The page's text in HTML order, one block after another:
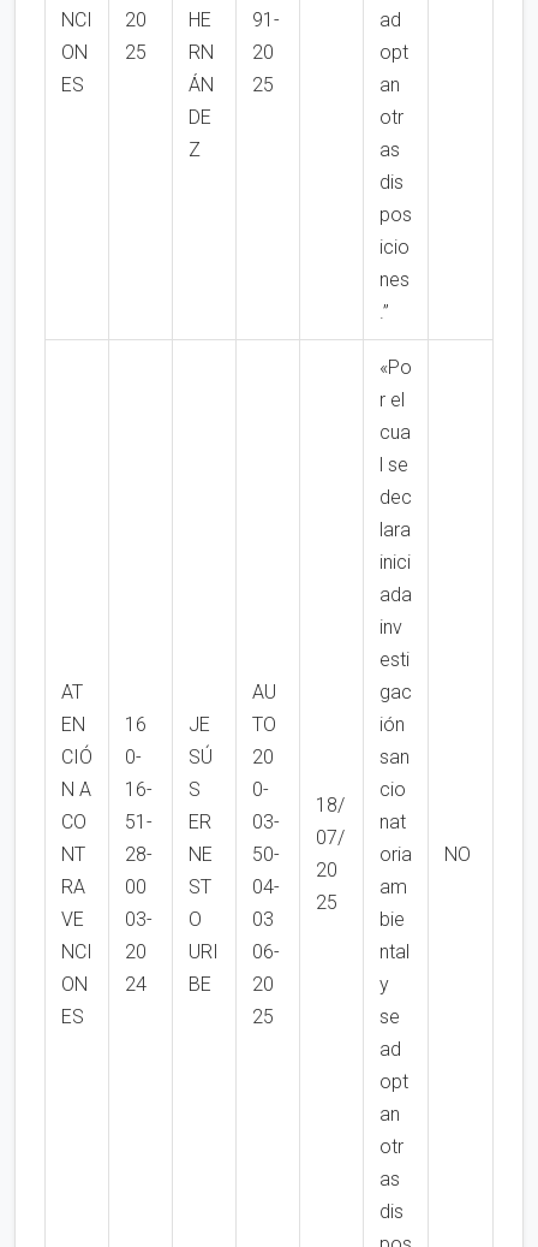
NCI
ON
ES
20
25
HE
RN
ÁN
DE
Z
91-
20
25
ad
opt
an
otr
as
dis
pos
icio
nes
.”
AT
EN
CIÓ
N A
CO
NT
RA
VE
NCI
ON
ES
16
0-
16-
51-
28-
00
03-
20
24
JE
SÚ
S
ER
NE
ST
O
URI
BE
AU
TO
20
0-
03-
50-
04-
03
06-
20
25
18/
07/
20
25
«Po
r el
cua
l se
dec
lara
inici
ada
inv
esti
gac
ión
san
cio
nat
oria
am
bie
ntal
y
se
ad
opt
an
otr
as
dis
NO